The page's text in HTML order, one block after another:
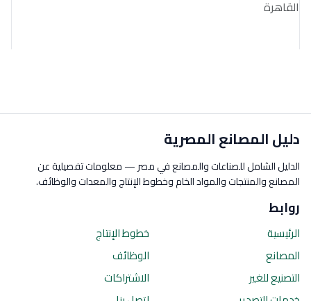
القاهرة
دليل المصانع المصرية
الدليل الشامل للصناعات والمصانع في مصر — معلومات تفصيلية عن
المصانع والمنتجات والمواد الخام وخطوط الإنتاج والمعدات والوظائف.
روابط
الرئيسية
المصانع
التصنيع للغير
خطوط الإنتاج
الوظائف
الاشتراكات